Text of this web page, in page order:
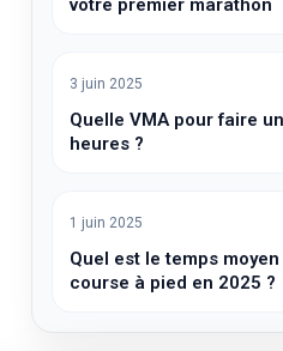
votre premier marathon
3 juin 2025
Quelle VMA pour faire
heures ?
1 juin 2025
Quel est le temps
course à pied en 2025 ?